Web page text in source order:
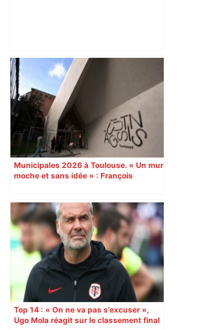
Après la fusion avec la liste PS
Toulouse, le candidat LFI salue "une
dynamique qui nous oblige à la
responsabilité" – Franceinfo
Municipales 2026 à Toulouse. « Un mur
moche et sans idée » : François
Augustins
Top 14 : « On ne va pas s’excuser »,
Ugo Mola réagit sur le classement final